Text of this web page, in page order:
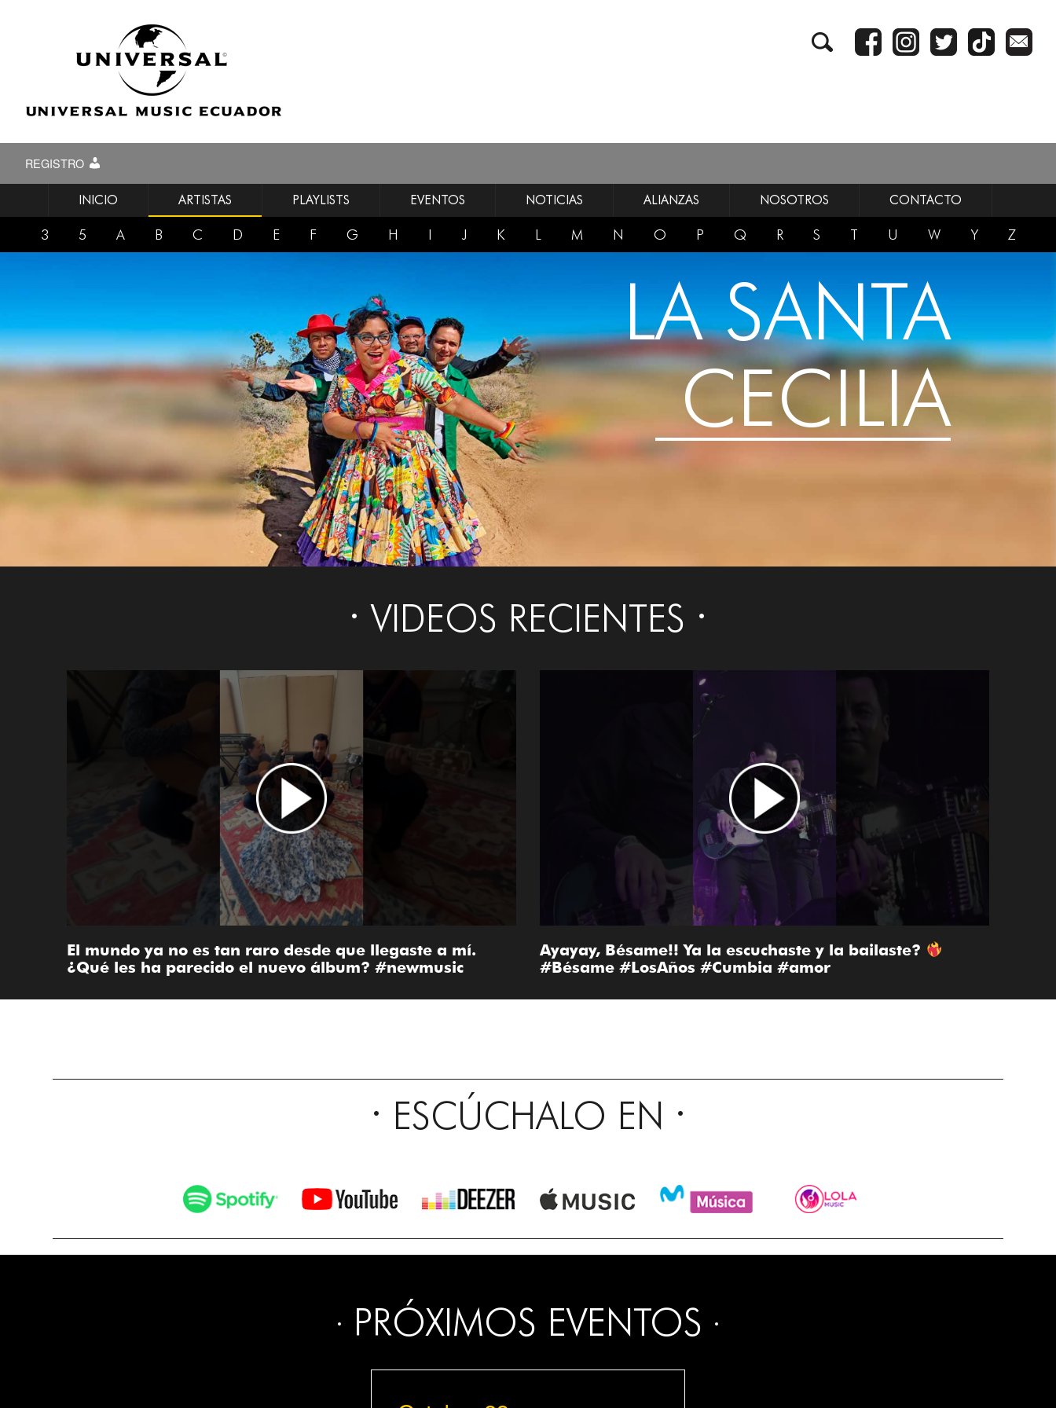
REGISTRO
INICIO ARTISTAS PLAYLISTS EVENTOS NOTICIAS ALIANZAS NOSOTROS CONTACTO
3 5 A B C D E F G H I J K L M N O P Q R S T U W Y Z
LA SANTA
CECILIA
VIDEOS RECIENTES
El mundo ya no es tan raro desde que llegaste a mí.
¿Qué les ha parecido el nuevo álbum? #newmusic
Ayayay, Bésame!! Ya la escuchaste y la bailaste?
#Bésame #LosAños #Cumbia #amor
ESCÚCHALO EN
PRÓXIMOS EVENTOS